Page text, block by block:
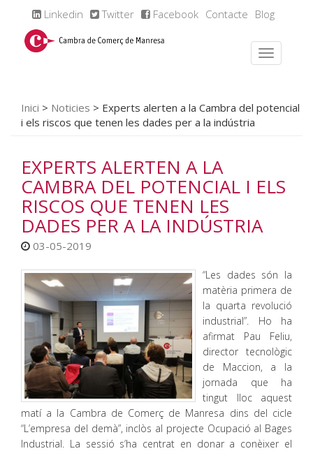
Linkedin Twitter Facebook Contacte Blog
Inici > Noticies > Experts alerten a la Cambra del potencial
i els riscos que tenen les dades per a la indústria
EXPERTS ALERTEN A LA
CAMBRA DEL POTENCIAL I ELS
RISCOS QUE TENEN LES
DADES PER A LA INDÚSTRIA
03-05-2019
“Les dades són la
matèria primera de
la quarta revolució
industrial”. Ho ha
afirmat Pau Feliu,
director tecnològic
de Maccion, a la
jornada que ha
tingut lloc aquest
matí a la Cambra de Comerç de Manresa dins del cicle
“L’empresa del demà”, inclòs al projecte Ocupació al Bages
Industrial. La sessió s’ha centrat en donar a conèixer el